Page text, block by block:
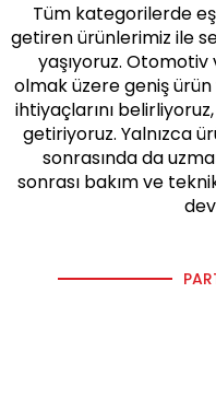
Tüm kategorilerde
getiren ürünlerimiz ile
yaşıyoruz.
olmak üzere geniş
ihtiyaçlarını
getiriyoruz. Yalnızca
sonrasında da
sonrası bakım ve